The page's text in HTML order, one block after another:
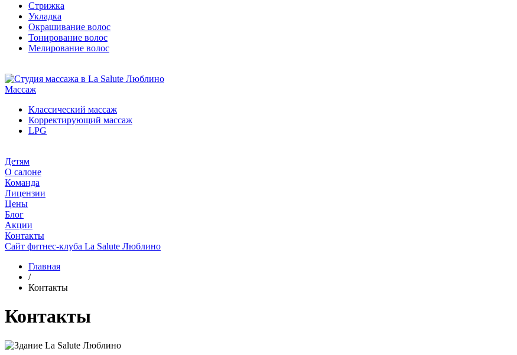
Стрижка
Укладка
Окрашивание волос
Тонирование волос
Мелирование волос
Массаж
Классический массаж
Корректирующий массаж
LPG
Детям
О салоне
Команда
Лицензии
Цены
Блог
Акции
Контакты
Сайт фитнес-клуба La Salute Люблино
Главная
/
Контакты
Контакты